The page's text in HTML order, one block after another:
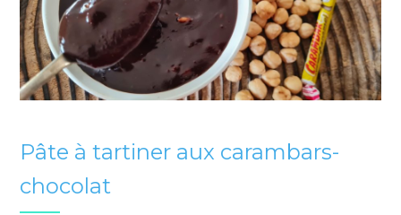
Pâte à tartiner aux carambars-
chocolat